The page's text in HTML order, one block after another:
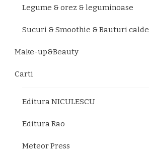
Legume & orez & leguminoase
Sucuri & Smoothie & Bauturi calde
Make-up&Beauty
Carti
Editura NICULESCU
Editura Rao
Meteor Press